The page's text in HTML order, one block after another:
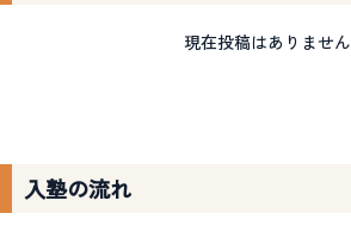
現在投稿はありません
入塾の流れ